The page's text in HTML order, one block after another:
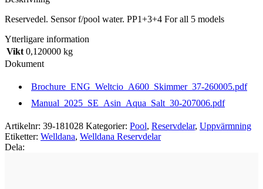
5
mängd
Reservedel. Sensor f/pool water. PP1+3+4 For all 5 models
Ytterligare information
Vikt 0,120000 kg
Dokument
Brochure_ENG_Weltcio_A600_Skimmer_37-260005.pdf
Manual_2025_SE_Asin_Aqua_Salt_30-207006.pdf
Artikelnr: 39-181028 Kategorier: Pool, Reservdelar, Uppvärmning
Etiketter: Welldana, Welldana Reservdelar
Dela: